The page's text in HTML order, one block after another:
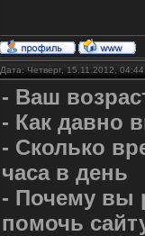
Дата: Четверг, 15.11.2012,
- Ваш
- Как давно
- Сколько
часа в день
- Почему вы
помочь